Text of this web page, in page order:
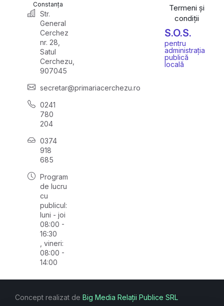
Constanța
Str.
General
Cerchez
nr. 28,
Satul
Cerchezu,
907045
secretar@primariacerchezu.ro
0241
780
204
0374
918
685
Program
de lucru
cu
publicul:
luni - joi
08:00 -
16:30
, vineri:
08:00 -
14:00
Termeni și
condiții
S.O.S.
pentru
administrația
publică
locală
Concept realizat de Big Media Relații Publice SRL